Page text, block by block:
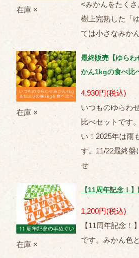
在庫 ×
<みかんをたく
樹上完熟した「
ては小さなみか
在庫 ×
最終販売【ゆら
かん1kgの食べ比
4,930円(税込)
いつものゆらわ
比べセットです
い！2025年は雨
す。11/22最終盤
せ
在庫 ×
【11周年記念！
1,200円(税込)
【11周年記念
です。みかん色